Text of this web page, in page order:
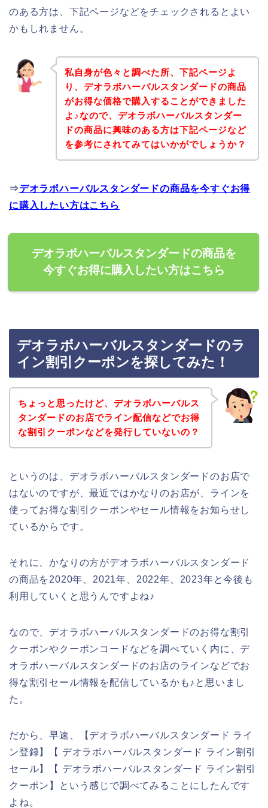
のある方は、下記ページなどをチェックされるとよい
かもしれません。
私自身が色々と調べた所、下記ページよ
り、デオラボハーバルスタンダードの商品
がお得な価格で購入することができました
よ♪なので、デオラボハーバルスタンダー
ドの商品に興味のある方は下記ページなど
を参考にされてみてはいかがでしょうか？
⇒デオラボハーバルスタンダードの商品を今すぐお得
に購入したい方はこちら
デオラボハーバルスタンダードの商品を
今すぐお得に購入したい方はこちら
デオラボハーバルスタンダードのラ
イン割引クーポンを探してみた！
ちょっと思ったけど、デオラボハーバルス
タンダードのお店でライン配信などでお得
な割引クーポンなどを発行していないの？
というのは、デオラボハーバルスタンダードのお店で
はないのですが、最近ではかなりのお店が、ラインを
使ってお得な割引クーポンやセール情報をお知らせし
ているからです。
それに、かなりの方がデオラボハーバルスタンダード
の商品を2020年、2021年、2022年、2023年と今後も
利用していくと思うんですよね♪
なので、デオラボハーバルスタンダードのお得な割引
クーポンやクーポンコードなどを調べていく内に、デ
オラボハーバルスタンダードのお店のラインなどでお
得な割引セール情報を配信しているかも♪と思いまし
た。
だから、早速、【デオラボハーバルスタンダード ライ
ン登録】【 デオラボハーバルスタンダード ライン割引
セール】【 デオラボハーバルスタンダード ライン割引
クーポン】という感じで調べてみることにしたんです
よね。